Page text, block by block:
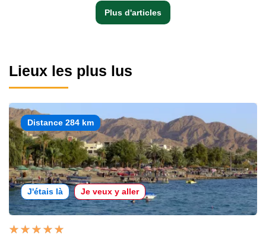
Plus d'articles
Lieux les plus lus
Distance 284 km
J'étais là Je veux y aller